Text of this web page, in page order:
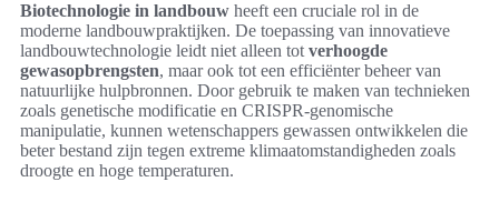
Biotechnologie in landbouw heeft een cruciale rol in de
moderne landbouwpraktijken. De toepassing van innovatieve
landbouwtechnologie leidt niet alleen tot verhoogde
gewasopbrengsten, maar ook tot een efficiënter beheer van
natuurlijke hulpbronnen. Door gebruik te maken van technieken
zoals genetische modificatie en CRISPR-genomische
manipulatie, kunnen wetenschappers gewassen ontwikkelen die
beter bestand zijn tegen extreme klimaatomstandigheden zoals
droogte en hoge temperaturen.